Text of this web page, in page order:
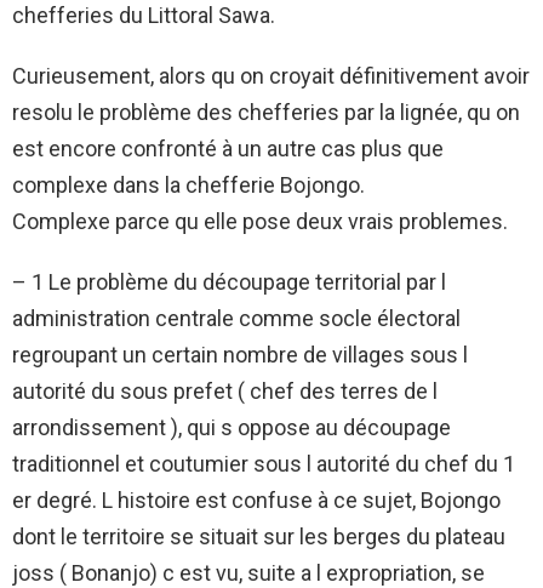
chefferies du Littoral Sawa.
Curieusement, alors qu on croyait définitivement avoir
resolu le problème des chefferies par la lignée, qu on
est encore confronté à un autre cas plus que
complexe dans la chefferie Bojongo.
Complexe parce qu elle pose deux vrais problemes.
– 1 Le problème du découpage territorial par l
administration centrale comme socle électoral
regroupant un certain nombre de villages sous l
autorité du sous prefet ( chef des terres de l
arrondissement ), qui s oppose au découpage
traditionnel et coutumier sous l autorité du chef du 1
er degré. L histoire est confuse à ce sujet, Bojongo
dont le territoire se situait sur les berges du plateau
joss ( Bonanjo) c est vu, suite a l expropriation, se